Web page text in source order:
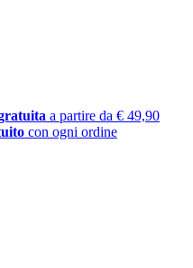
a partire da € 49,90
con ogni ordine